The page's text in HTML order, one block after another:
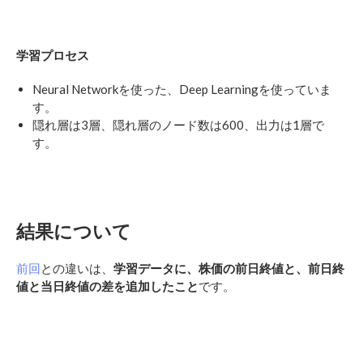
学習プロセス
Neural Networkを使った、Deep Learningを使っていま
す。
隠れ層は3層、隠れ層のノード数は600、出力は1層で
す。
結果について
前回 との違いは、 学習データに、株価の前日終値と、前日終
値と当日終値の差を追加したことです。